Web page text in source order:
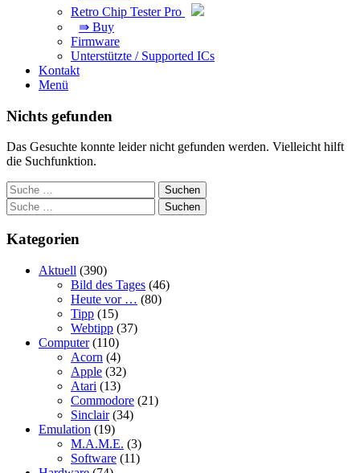
Retro Chip Tester Pro
⇛ Buy
Firmware
Unterstützte / Supported ICs
Kontakt
Menü
Nichts gefunden
Das Gesuchte konnte leider nicht gefunden werden. Vielleicht hilft
die Suchfunktion.
Suchen
Suchen
Kategorien
Aktuell (390)
Bild des Tages (46)
Heute vor … (80)
Tipp (15)
Webtipp (37)
Computer(110)
Acorn (4)
Apple (32)
Atari (13)
Commodore (21)
Sinclair(34)
Emulation (19)
M.A.M.E. (3)
Software (11)